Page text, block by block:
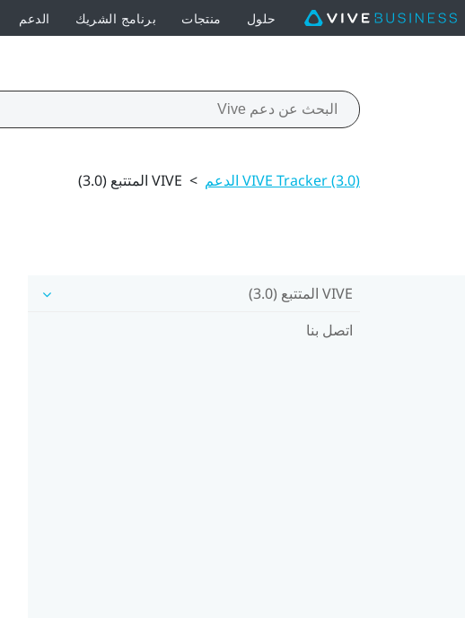
حلول منتجات برنامج الشريك الدعم
VIVE Tracker (3.0) الدعم > VIVE المتتبع (3.0)‎
VIVE المتتبع (3.0)‎
اتصل بنا